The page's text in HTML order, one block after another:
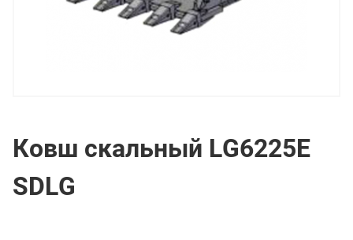
Ковш скальный LG6225E
SDLG